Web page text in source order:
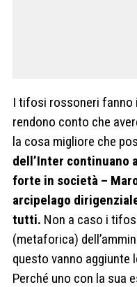
I tifosi rossoneri fanno
rendono conto che
la cosa migliore che
dell’Inter continuano
forte in società –
arcipelago
tutti. Non a caso i
(metaforica)
questo vanno aggiunte
Perché uno con la sua